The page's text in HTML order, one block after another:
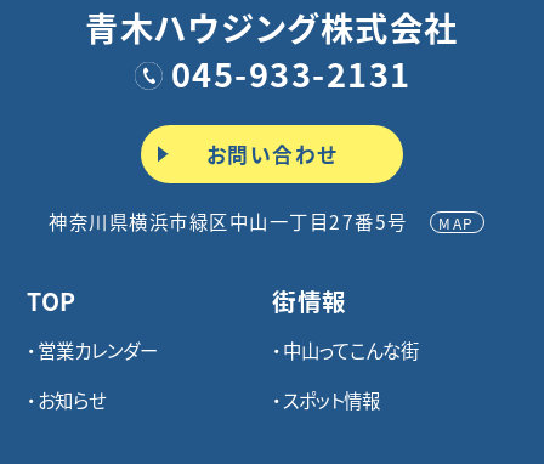
青木ハウジング株式会社
045-933-2131
お問い合わせ
神奈川県横浜市緑区中山一丁目27番5号 MAP
TOP
営業カレンダー
お知らせ
街情報
中山ってこんな街
スポット情報